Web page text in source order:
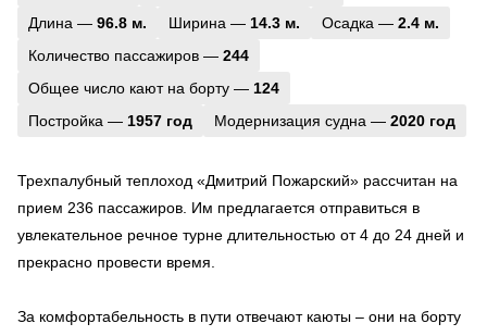
Длина — 96.8 м. Ширина — 14.3 м. Осадка — 2.4 м.
Количество пассажиров — 244
Общее число кают на борту — 124
Постройка — 1957 год Модернизация судна — 2020 год
Трехпалубный теплоход «Дмитрий Пожарский» рассчитан на
прием 236 пассажиров. Им предлагается отправиться в
увлекательное речное турне длительностью от 4 до 24 дней и
прекрасно провести время.
За комфортабельность в пути отвечают каюты – они на борту